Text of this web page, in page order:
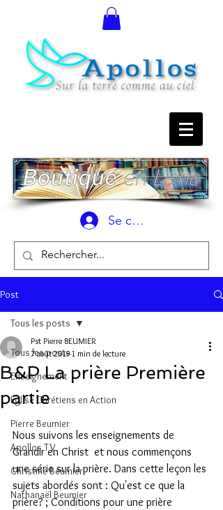
Se connecter
Post
Tous les posts
Enseignement
Eglise Chrétiens en Action
Pierre Beumier
Apollos TV
Christine Beumier
Nathanaël Beumier
Tous les posts
B&P La prière Première
partie
Pst Pierre BEUMIER
7 août 2019 1 min de lecture
Nous suivons les enseignements de
Grandir en Christ  et nous commençons
une série sur la prière. Dans cette leçon les
sujets abordés sont : Qu'est ce que la
prière? ; Conditions pour une prière